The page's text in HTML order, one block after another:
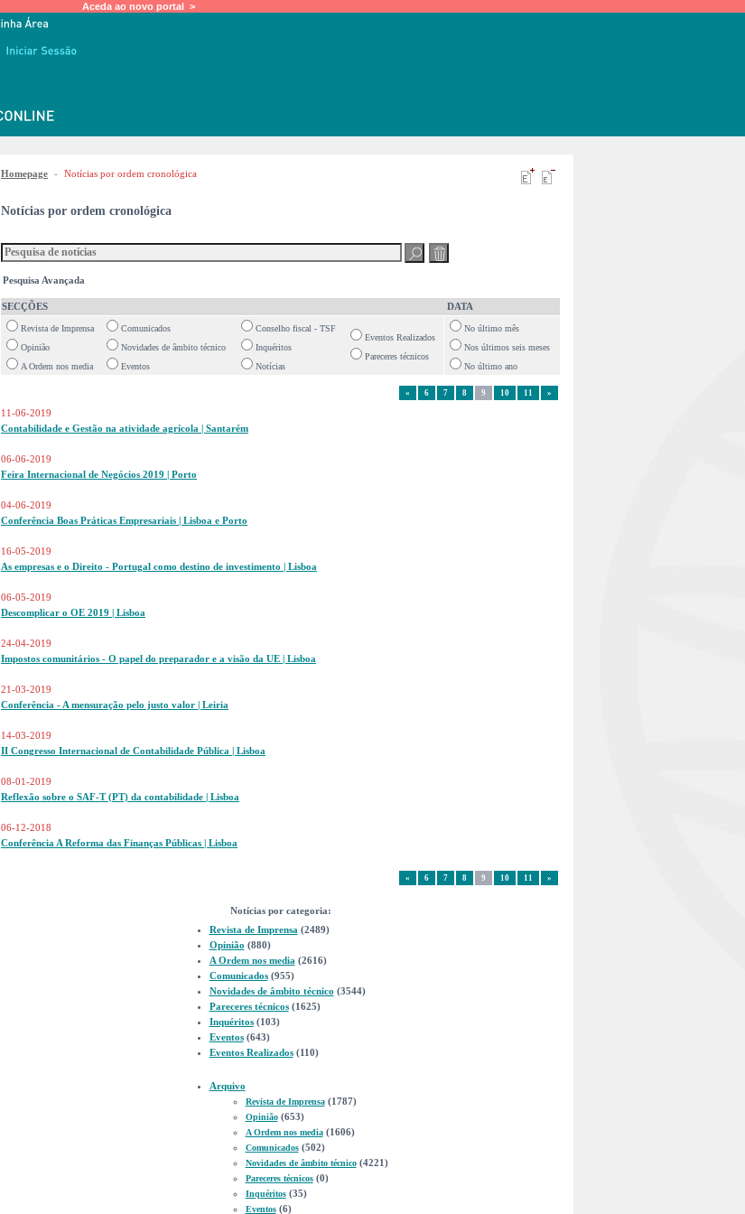
Aceda ao novo portal >
Homepage - Notícias por ordem cronológica
Notícias por ordem cronológica
Pesquisa Avançada
SECÇÕES DATA
Revista de Imprensa
Opinião
A Ordem nos media
Comunicados
Novidades de âmbito técnico
Eventos
Conselho fiscal - TSF
Inquéritos
Notícias
Eventos Realizados
Pareceres técnicos
No último mês
Nos últimos seis meses
No último ano
« 6 7 8 9 10 11 »
11-06-2019
Contabilidade e Gestão na atividade agrícola | Santarém
06-06-2019
Feira Internacional de Negócios 2019 | Porto
04-06-2019
Conferência Boas Práticas Empresariais | Lisboa e Porto
16-05-2019
As empresas e o Direito - Portugal como destino de investimento | Lisboa
06-05-2019
Descomplicar o OE 2019 | Lisboa
24-04-2019
Impostos comunitários - O papel do preparador e a visão da UE | Lisboa
21-03-2019
Conferência - A mensuração pelo justo valor | Leiria
14-03-2019
II Congresso Internacional de Contabilidade Pública | Lisboa
08-01-2019
Reflexão sobre o SAF-T (PT) da contabilidade | Lisboa
06-12-2018
Conferência A Reforma das Finanças Públicas | Lisboa
« 6 7 8 9 10 11 »
Notícias por categoria:
Revista de Imprensa (2489)
Opinião (880)
A Ordem nos media (2616)
Comunicados (955)
Novidades de âmbito técnico (3544)
Pareceres técnicos (1625)
Inquéritos (103)
Eventos (643)
Eventos Realizados (110)
Arquivo
Revista de Imprensa (1787)
Opinião (653)
A Ordem nos media (1606)
Comunicados (502)
Novidades de âmbito técnico (4221)
Pareceres técnicos (0)
Inquéritos (35)
Eventos (6)